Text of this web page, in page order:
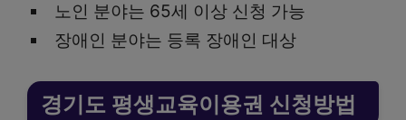
노인 분야는 65세 이상 신청 가능
장애인 분야는 등록 장애인 대상
경기도 평생교육이용권 신청방법